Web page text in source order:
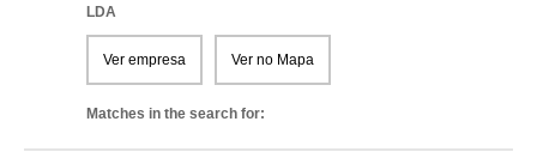
LDA
Ver empresa Ver no Mapa
Matches in the search for: